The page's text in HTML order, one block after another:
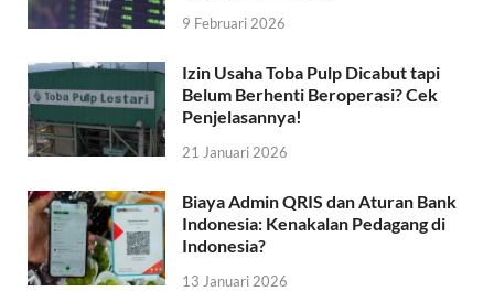
9 Februari 2026
Izin Usaha Toba Pulp Dicabut tapi
Belum Berhenti Beroperasi? Cek
Penjelasannya!
21 Januari 2026
Biaya Admin QRIS dan Aturan Bank
Indonesia: Kenakalan Pedagang di
Indonesia?
13 Januari 2026